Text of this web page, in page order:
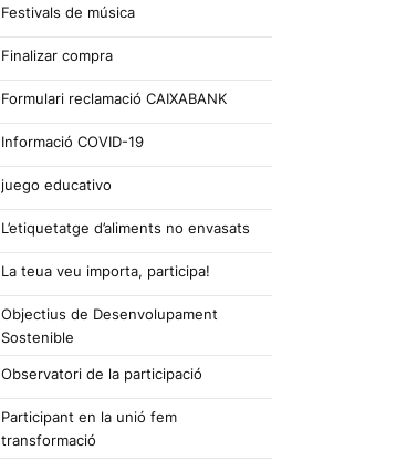
Festivals de música
Finalizar compra
Formulari reclamació CAIXABANK
Informació COVID-19
juego educativo
L’etiquetatge d’aliments no envasats
La teua veu importa, participa!
Objectius de Desenvolupament
Sostenible
Observatori de la participació
Participant en la unió fem
transformació